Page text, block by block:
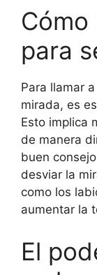
Cómo
para
Para llamar
mirada, es
Esto implica
de manera
buen
desviar la
como los
aumentar la
El